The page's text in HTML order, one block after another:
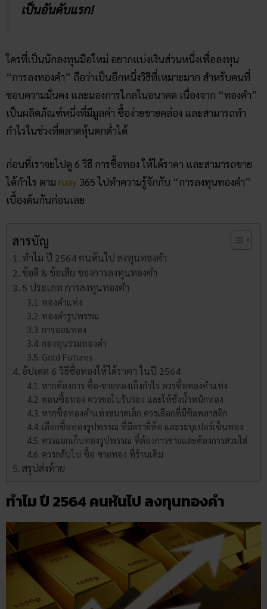
เป็นอันดับแรก!
ใครที่เป็นนักลงทุนมือใหม่ อยากแบ่งเงินส่วนหนึ่งเพื่อลงทุน
“การลงทองคำ” ถือว่าเป็นอีกหนึ่งวิธีที่เหมาะมาก สำหรับคนที่
ชอบความมั่นคง และมองการไกลในอนาคต เนื่องจาก “ทองคำ”
เป็นผลิตภัณฑ์หนึ่งที่มีมูลค่า ซื้อง่ายขายคล่อง และสามารถทำ
กำไรในช่วงที่ตลาดหุ้นตกต่ำได้
ก่อนที่เราจะไปดู 6 วิธี การซื้อทอง ให้ได้ราคา และสามารถขาย
ได้กำไร ตาม ruay 365 ไปทำความรู้จักกับ “การลงทุนทองคำ”
เบื้องต้นกันก่อนเลย
สารบัญ
ทำไม ปี 2564 คนหันไป ลงทุนทองคำ
ข้อดี & ข้อเสีย ของการลงทุนทองคำ
5 ประเภท การลงทุนทองคำ
ทองคำแท่ง
ทองคำรูปพรรณ
การออมทอง
กองทุนรวมทองคำ
Gold Futures
อัปเดต 6 วิธีซื้อทองให้ได้ราคา ในปี 2564
หากต้องการ ซื้อ-ขายทองเก็งกำไร ควรซื้อทองคำแท่ง
ตอนซื้อทอง ควรขอใบรับรอง และให้ชั่งน้ำหนักทอง
หากซื้อทองคำแท่งขนาดเล็ก ควรเลือกที่มีซีลพลาสติก
เลือกซื้อทองรูปพรรณ ที่มีตรายี่ห้อ และระบุเปอร์เซ็นทอง
ควรแยกเก็บทองรูปพรรณ ที่ต้องการขายและต้องการสวมใส่
ควรกลับไป ซื้อ-ขายทอง ที่ร้านเดิม
สรุปส่งท้าย
ทำไม ปี 2564 คนหันไป ลงทุนทองคำ